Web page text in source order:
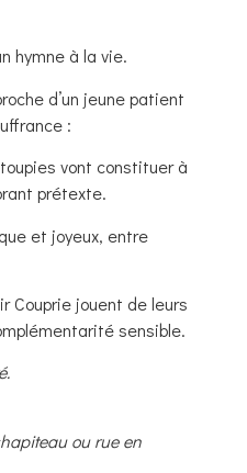
hymne à la vie.
d’un jeune patient
:
vont constituer à
prétexte.
et joyeux, entre
Couprie jouent de leurs
sensible.
ou rue en